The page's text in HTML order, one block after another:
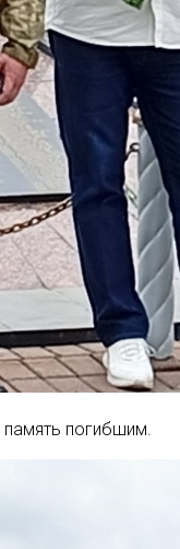
память погибшим.